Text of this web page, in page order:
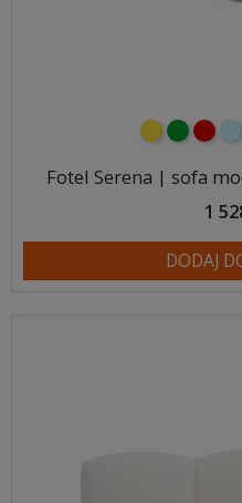
żółtyzielony
Fotel Serena | sofa
1
DODAJ